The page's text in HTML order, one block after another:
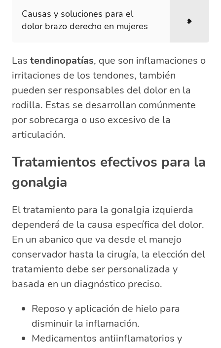
Causas y soluciones para el
dolor brazo derecho en mujeres
Las tendinopatías, que son inflamaciones o
irritaciones de los tendones, también
pueden ser responsables del dolor en la
rodilla. Estas se desarrollan comúnmente
por sobrecarga o uso excesivo de la
articulación.
Tratamientos efectivos para la
gonalgia
El tratamiento para la gonalgia izquierda
dependerá de la causa específica del dolor.
En un abanico que va desde el manejo
conservador hasta la cirugía, la elección del
tratamiento debe ser personalizada y
basada en un diagnóstico preciso.
Reposo y aplicación de hielo para
disminuir la inflamación.
Medicamentos antiinflamatorios y